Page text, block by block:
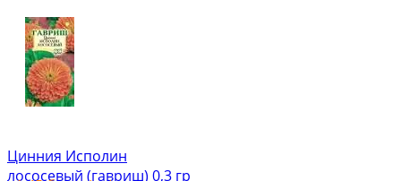
Цинния Исполин
лососевый (гавриш) 0,3 гр